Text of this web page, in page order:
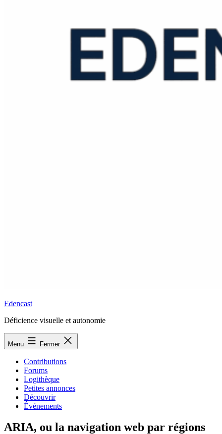
Edencast
Déficience visuelle et autonomie
Menu Fermer
Contributions
Forums
Logithèque
Petites annonces
Découvrir
Événements
ARIA, ou la navigation web par régions